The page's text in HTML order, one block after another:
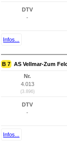
DTV
-
Infos...
B 7 AS Vellmar-Zum
Nr.
4.013
(3.896)
DTV
-
Infos...